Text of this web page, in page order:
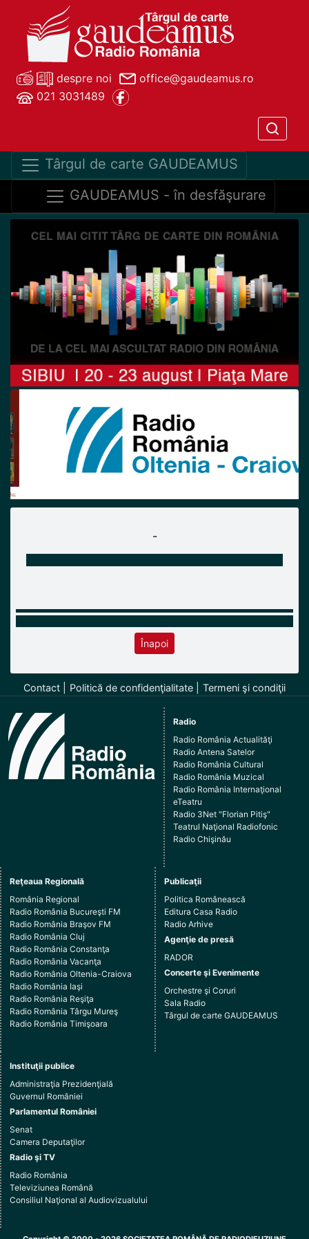
despre noi
office@gaudeamus.ro
021 3031489
Târgul de carte GAUDEAMUS
GAUDEAMUS - în desfăşurare
Previous
-
Înapoi
Contact Politică de confidenţialitate Termeni şi condiţii
Radio
Radio România Actualităţi
Radio Antena Satelor
Radio România Cultural
Radio România Muzical
Radio România Internaţional
eTeatru
Radio 3Net "Florian Pitiş"
Teatrul Naţional Radiofonic
Radio Chişinău
Reţeaua Regională
România Regional
Radio România Bucureşti FM
Radio România Braşov FM
Radio România Cluj
Radio România Constanţa
Radio România Vacanţa
Radio România Oltenia-Craiova
Radio România Iaşi
Radio România Reşiţa
Radio România Târgu Mureş
Radio România Timişoara
Publicaţii
Politica Românească
Editura Casa Radio
Radio Arhive
Agenţie de presă
RADOR
Concerte şi Evenimente
Orchestre şi Coruri
Sala Radio
Târgul de carte GAUDEAMUS
Instituţii publice
Administraţia Prezidenţială
Guvernul României
Parlamentul României
Senat
Camera Deputaţilor
Radio şi TV
Radio România
Televiziunea Română
Consiliul Naţional al Audiovizualului